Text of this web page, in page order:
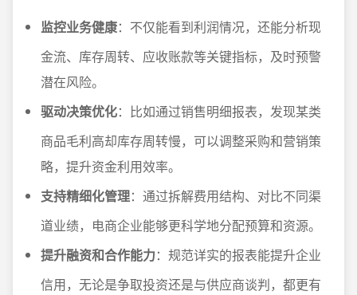
监控业务健康：不仅能看到利润情况，还能分析现
金流、库存周转、应收账款等关键指标，及时预警
潜在风险。
驱动决策优化：比如通过销售明细报表，发现某类
商品毛利高却库存周转慢，可以调整采购和营销策
略，提升资金利用效率。
支持精细化管理：通过拆解费用结构、对比不同渠
道业绩，电商企业能够更科学地分配预算和资源。
提升融资和合作能力：规范详实的报表能提升企业
信用，无论是争取投资还是与供应商谈判，都更有